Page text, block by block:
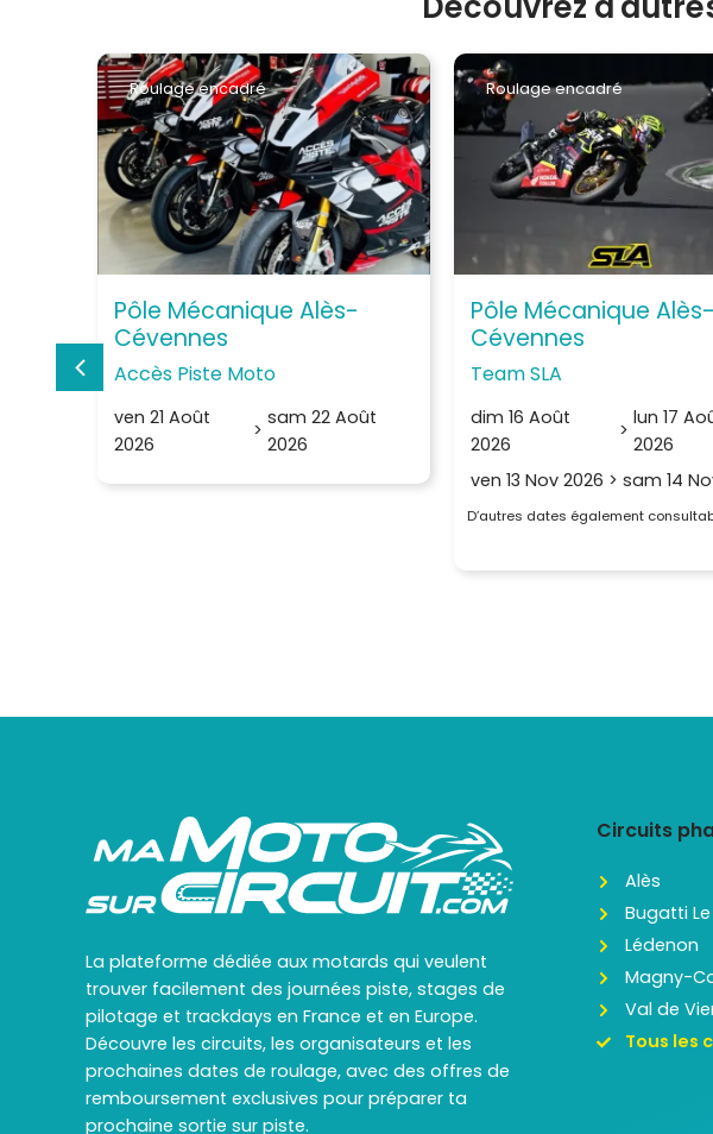
Roulage encadré
Pôle Mécanique Alès-
Cévennes
Accès Piste Moto
ven 21 Août
2026
>
sam 22 Août
2026
Roulage encadré
Pôle Mécanique Alès-
Cévennes
Team SLA
dim 16 Août
2026
>
lun 17
2026
ven 13 Nov 2026 > sam 14
D’autres dates également
La plateforme dédiée aux motards qui veulent
trouver facilement des journées piste, stages de
pilotage et trackdays en France et en Europe.
Découvre les circuits, les organisateurs et les
prochaines dates de roulage, avec des offres de
remboursement exclusives pour préparer ta
prochaine sortie sur piste.
Circuits
Alès
Bugatti
Lédenon
Magny-
Val de
Tous les